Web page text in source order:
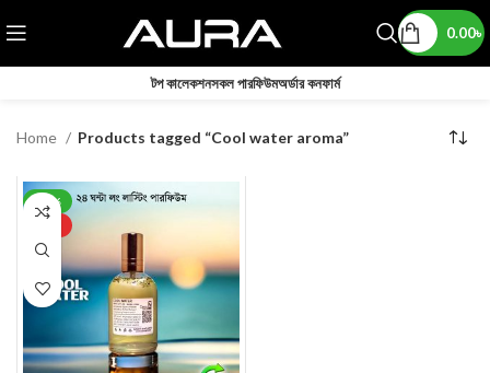
0.00৳
টপ কালেকশনসকল পারফিউমঅর্ডার কনফার্ম
Home Products tagged “Cool water aroma”
-30%